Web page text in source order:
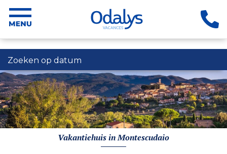
Zoeken op datum
Vakantiehuis in Montescudaio